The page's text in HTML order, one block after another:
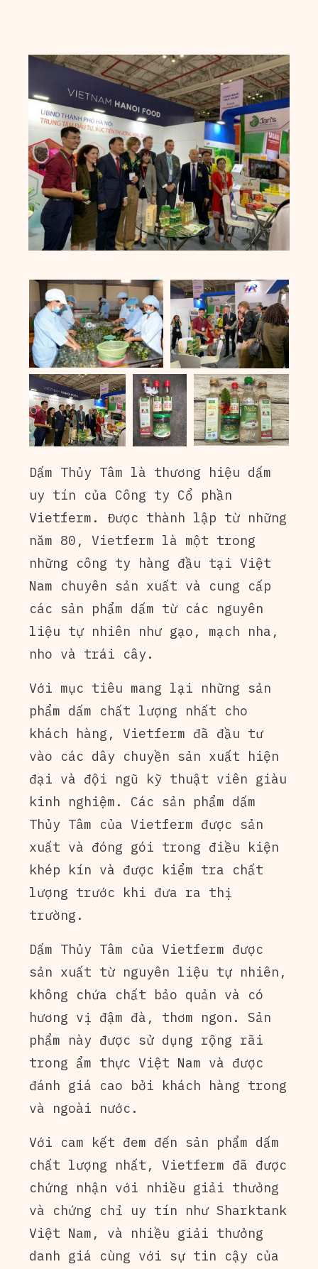
Dấm Thủy Tâm là thương hiệu dấm
uy tín của Công ty Cổ phần
Vietferm. Được thành lập từ những
năm 80, Vietferm là một trong
những công ty hàng đầu tại Việt
Nam chuyên sản xuất và cung cấp
các sản phẩm dấm từ các nguyên
liệu tự nhiên như gạo, mạch nha,
nho và trái cây.
Với mục tiêu mang lại những sản
phẩm dấm chất lượng nhất cho
khách hàng, Vietferm đã đầu tư
vào các dây chuyền sản xuất hiện
đại và đội ngũ kỹ thuật viên giàu
kinh nghiệm. Các sản phẩm dấm
Thủy Tâm của Vietferm được sản
xuất và đóng gói trong điều kiện
khép kín và được kiểm tra chất
lượng trước khi đưa ra thị
trường.
Dấm Thủy Tâm của Vietferm được
sản xuất từ nguyên liệu tự nhiên,
không chứa chất bảo quản và có
hương vị đậm đà, thơm ngon. Sản
phẩm này được sử dụng rộng rãi
trong ẩm thực Việt Nam và được
đánh giá cao bởi khách hàng trong
và ngoài nước.
Với cam kết đem đến sản phẩm dấm
chất lượng nhất, Vietferm đã được
chứng nhận với nhiều giải thưởng
và chứng chỉ uy tín như Sharktank
Việt Nam, và nhiều giải thưởng
danh giá cùng với sự tin cậy của